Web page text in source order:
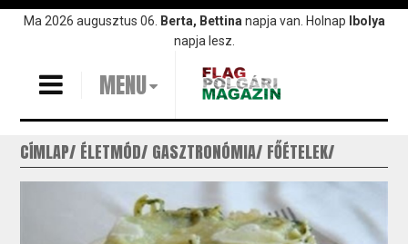
UgrásMa 2026 augusztus 06. Berta, Bettina napja van. Holnap
Ibolya
napja lesz.
MENU
CÍMLAP ÉLETMÓD GASZTRONÓMIA FŐÉTELEK